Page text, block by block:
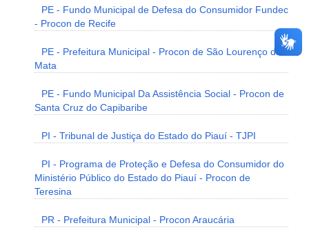
PE - Fundo Municipal de Defesa do Consumidor Fundec
- Procon de Recife
PE - Prefeitura Municipal - Procon de São Lourenço da
Mata
PE - Fundo Municipal Da Assistência Social - Procon de
Santa Cruz do Capibaribe
PI - Tribunal de Justiça do Estado do Piauí - TJPI
PI - Programa de Proteção e Defesa do Consumidor do
Ministério Público do Estado do Piauí - Procon de
Teresina
PR - Prefeitura Municipal - Procon Araucária